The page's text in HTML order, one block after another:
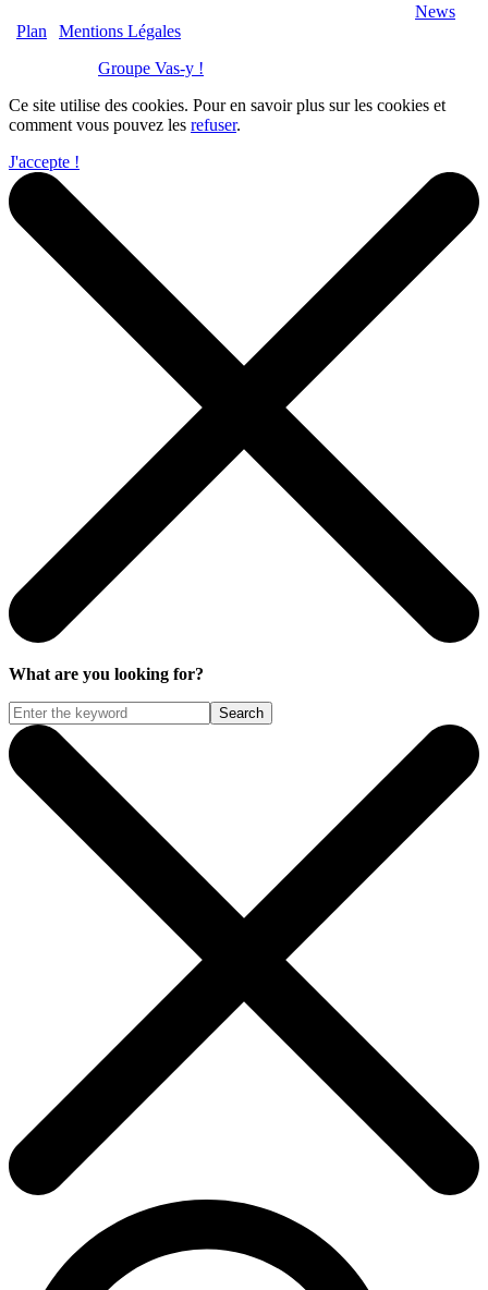
News
Plan
Mentions Légales
Groupe Vas-y !
Ce site utilise des cookies. Pour en savoir plus sur les cookies et
comment vous pouvez les refuser.
J'accepte !
What are you looking for?
Search